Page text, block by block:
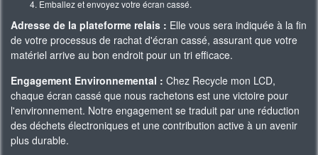
Emballez et envoyez votre écran cassé.
Adresse de la plateforme relais : Elle vous sera indiquée à la fin
de votre processus de rachat d'écran cassé, assurant que votre
matériel arrive au bon endroit pour un tri efficace.
Engagement Environnemental : Chez Recycle mon LCD,
chaque écran cassé que nous rachetons est une victoire pour
l'environnement. Notre engagement se traduit par une réduction
des déchets électroniques et une contribution active à un avenir
plus durable.